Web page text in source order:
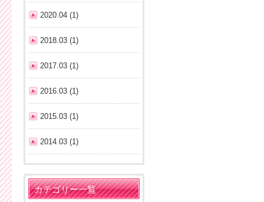
2020.04 (1)
2018.03 (1)
2017.03 (1)
2016.03 (1)
2015.03 (1)
2014.03 (1)
カテゴリー一覧